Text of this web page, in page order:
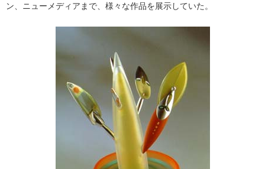
ン、ニューメディアまで、様々な作品を展示していた。